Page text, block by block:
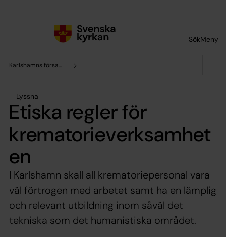
SökMeny
Karlshamns församling
Lyssna
Etiska regler för
krematorieverksamhet
en
I Karlshamn skall all krematoriepersonal vara
väl förtrogen med arbetet samt ha en lämplig
och relevant utbildning inom såväl det
tekniska som det humanistiska området.